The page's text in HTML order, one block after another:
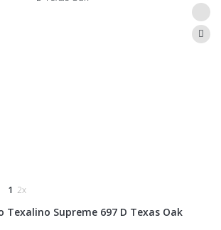
1 2x
Texalino Supreme 697 D Texas Oak